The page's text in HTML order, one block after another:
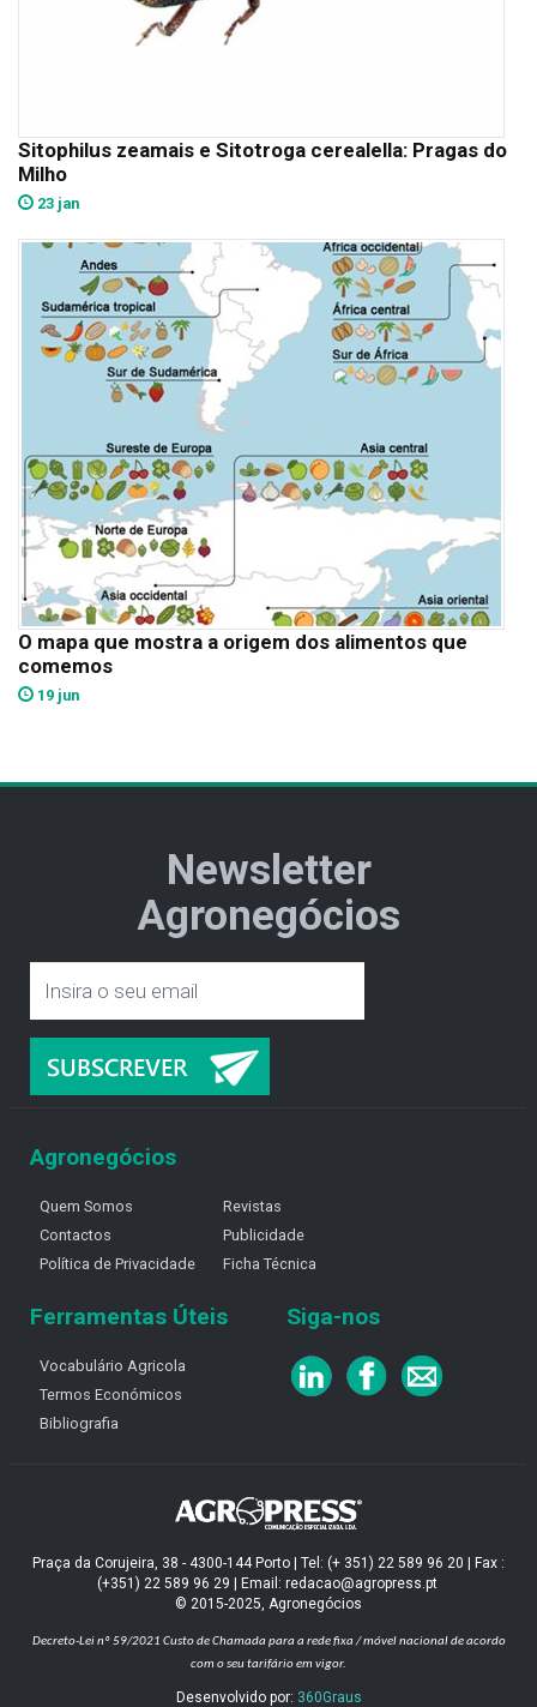
Sitophilus zeamais e Sitotroga cerealella: Pragas do
Milho
23 jan
O mapa que mostra a origem dos alimentos que
comemos
19 jun
Newsletter
Agronegócios
Agronegócios
Quem Somos
Contactos
Política de Privacidade
Revistas
Publicidade
Ficha Técnica
Ferramentas Úteis
Vocabulário Agricola
Termos Económicos
Bibliografia
Siga-nos
Praça da Corujeira, 38 - 4300-144 Porto | Tel: (+ 351) 22 589 96 20 | Fax :
(+351) 22 589 96 29 | Email: redacao@agropress.pt
© 2015-2025, Agronegócios
Decreto-Lei nº 59/2021 Custo de Chamada para a rede fixa / móvel nacional de acordo
com o seu tarifário em vigor.
Desenvolvido por: 360Graus